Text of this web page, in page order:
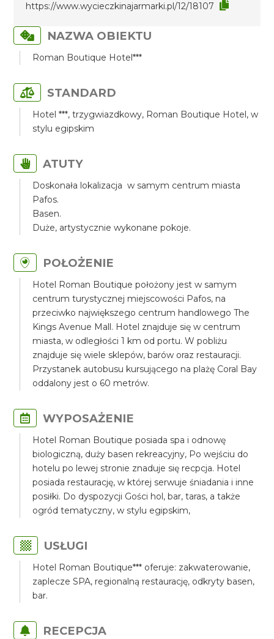
https://www.wycieczkinajarmarki.pl/12/18107
NAZWA OBIEKTU
Roman Boutique Hotel***
STANDARD
Hotel ***, trzygwiazdkowy, Roman Boutique Hotel, w
stylu egipskim
ATUTY
Doskonała lokalizacja w samym centrum miasta
Pafos.
Basen.
Duże, artystycznie wykonane pokoje.
POŁOŻENIE
Hotel Roman Boutique położony jest w samym
centrum turystycznej miejscowości Pafos, na
przeciwko największego centrum handlowego The
Kings Avenue Mall. Hotel znajduje się w centrum
miasta, w odległości 1 km od portu. W pobliżu
znajduje się wiele sklepów, barów oraz restauracji.
Przystanek autobusu kursującego na plażę Coral Bay
oddalony jest o 60 metrów.
WYPOSAŻENIE
Hotel Roman Boutique posiada spa i odnowę
biologiczną, duży basen rekreacyjny, Po wejściu do
hotelu po lewej stronie znaduje się recpcja. Hotel
posiada restaurację, w której serwuje śniadania i inne
posiłki. Do dyspozycji Gości hol, bar, taras, a także
ogród tematyczny, w stylu egipskim,
USŁUGI
Hotel Roman Boutique*** oferuje: zakwaterowanie,
zaplecze SPA, regionalną restaurację, odkryty basen,
bar.
RECEPCJA